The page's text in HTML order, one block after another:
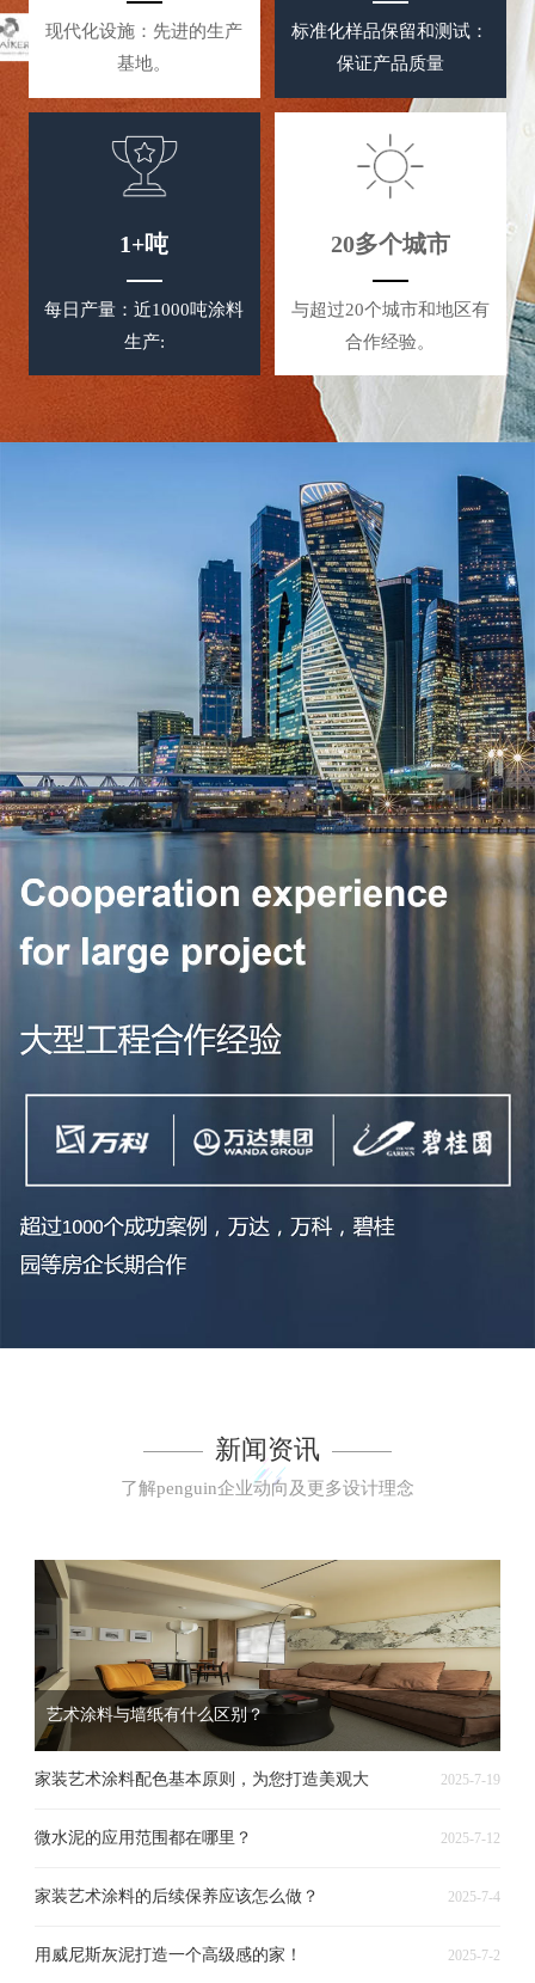
现代化设施：先进的生产
基地。
标准化样品保留和测试：
保证产品质量
1+吨
每日产量：近1000吨涂料
生产:
20多个城市
与超过20个城市和地区有
合作经验。
新闻资讯
了解penguin企业动向及更多设计理念
艺术涂料与墙纸有什么区别？
2025-7-19
家装艺术涂料配色基本原则，为您打造美观大
2025-7-12
微水泥的应用范围都在哪里？
2025-7-4
家装艺术涂料的后续保养应该怎么做？
2025-7-2
用威尼斯灰泥打造一个高级感的家！